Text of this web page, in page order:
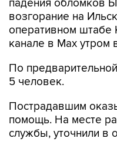
падения обломков
возгорание на
оперативном штабе
канале в Max утром
По
5 человек.
Пострадавшим
помощь. На месте
службы, уточнили в